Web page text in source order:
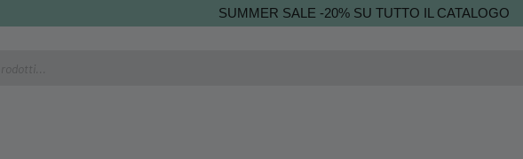
SUMMER SALE -20% SU TUTTO IL CATALOGO